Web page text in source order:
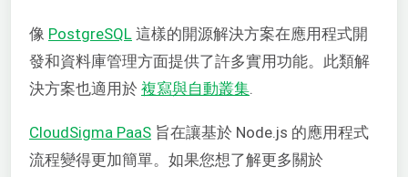
像 PostgreSQL 這樣的開源解決方案在應用程式開
發和資料庫管理方面提供了許多實用功能。此類解
決方案也適用於 複寫與自動叢集.
CloudSigma PaaS 旨在讓基於 Node.js 的應用程式
流程變得更加簡單。如果您想了解更多關於